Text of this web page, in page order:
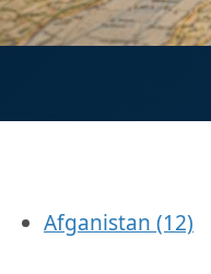
Afganistan (12)